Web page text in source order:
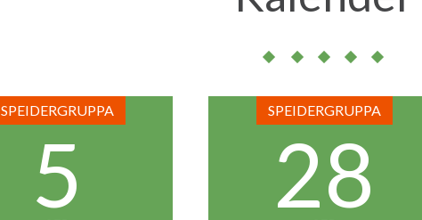
SPEIDERGRUPPA
5
SPEIDERGRUPPA
28